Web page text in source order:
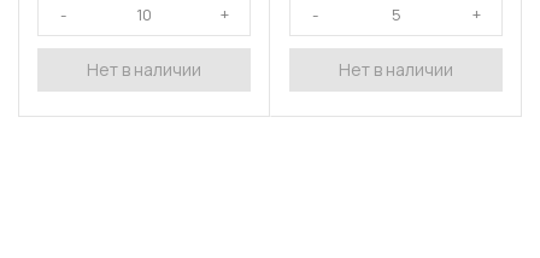
Нет в наличии Нет в наличии